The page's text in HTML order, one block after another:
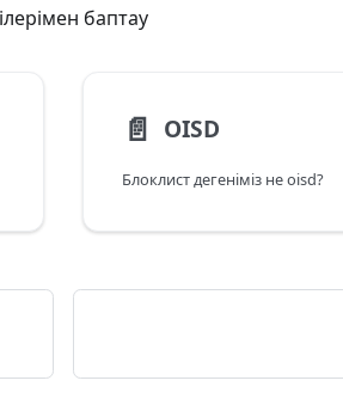
баптау
📄️ OISD
Блоклист дегеніміз не oisd?